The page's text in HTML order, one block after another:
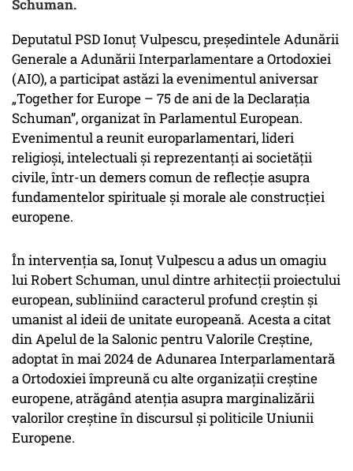
Schuman.
Deputatul PSD Ionuț Vulpescu, președintele Adunării
Generale a Adunării Interparlamentare a Ortodoxiei
(AIO), a participat astăzi la evenimentul aniversar
„Together for Europe – 75 de ani de la Declarația
Schuman”, organizat în Parlamentul European.
Evenimentul a reunit europarlamentari, lideri
religioși, intelectuali și reprezentanți ai societății
civile, într-un demers comun de reflecție asupra
fundamentelor spirituale și morale ale construcției
europene.
În intervenția sa, Ionuț Vulpescu a adus un omagiu
lui Robert Schuman, unul dintre arhitecții proiectului
european, subliniind caracterul profund creștin și
umanist al ideii de unitate europeană. Acesta a citat
din Apelul de la Salonic pentru Valorile Creștine,
adoptat în mai 2024 de Adunarea Interparlamentară
a Ortodoxiei împreună cu alte organizații creștine
europene, atrăgând atenția asupra marginalizării
valorilor creștine în discursul și politicile Uniunii
Europene.